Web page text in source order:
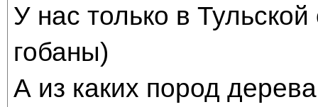
У нас только в
гобаны)
А из каких пород